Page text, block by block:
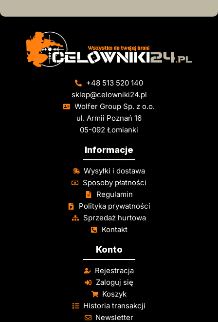
+48 513 520 140
sklep@celowniki24.pl
Wolfer Group Sp. z o.o.
ul. Armii Poznań 16
05-092 Łomianki
Informacje
Wysyłki i dostawa
Sposoby płatności
Regulamin
Polityka prywatności
Sprzedaż hurtowa
Kontakt
Konto
Rejestracja
Zaloguj się
Koszyk
Historia transakcji
Newsletter